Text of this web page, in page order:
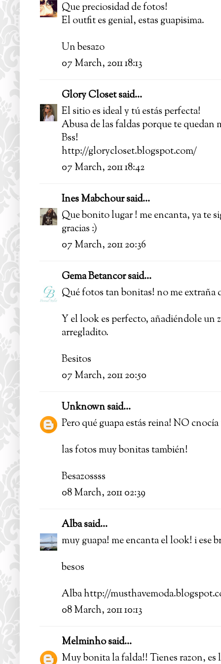
Que preciosidad de fotos!
El outfit es genial, estas guapisima.
Un besazo
07 March, 2011 18:13
Glory Closetsaid...
El sitio es ideal y tú estás perfecta!
Abusa de las faldas porque te quedan
Bss!
http://glorycloset.blogspot.com/
07 March, 2011 18:42
Ines Mabchoursaid...
Que bonito lugar ! me encanta, ya te
gracias :)
07 March, 2011 20:36
Gema Betancorsaid...
Qué fotos tan bonitas! no me extraña
Y el look es perfecto, añadiéndole un
arregladito.
Besitos
07 March, 2011 20:50
Unknownsaid...
Pero qué guapa estás reina! NO
las fotos muy bonitas también!
Besazossss
08 March, 2011 02:39
Albasaid...
muy guapa! me encanta el look! i ese
besos
Alba http://
08 March, 2011 10:13
Melminhosaid...
Muy bonita la falda!! Tienes razon, es